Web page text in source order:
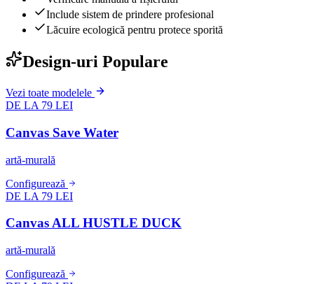
Include sistem de prindere profesional
Lăcuire ecologică pentru protece sporită
Design-uri Populare
Vezi toate modelele
DE LA 79 LEI
Canvas Save Water
artă-murală
Configurează
DE LA 79 LEI
Canvas ALL HUSTLE DUCK
artă-murală
Configurează